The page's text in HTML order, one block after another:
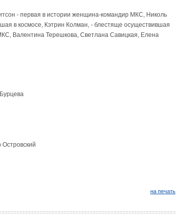
- первая в истории женщина-командир МКС, Николь
в космосе, Кэтрин Колман, - блестяще осуществившая
Валентина Терешкова, Светлана Савицкая, Елена
Островский
на печать